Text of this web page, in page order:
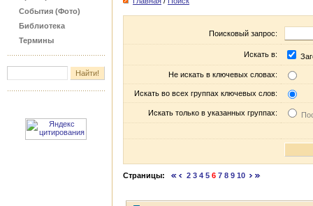
События (Фото)
Библиотека
Термины
Поисковый запрос:
Искать в:
Не искать в ключевых словах:
Искать во всех группах ключевых слов:
Искать только в указанных группах:
Страницы: 2 3 4 5 6 7 8 9 10